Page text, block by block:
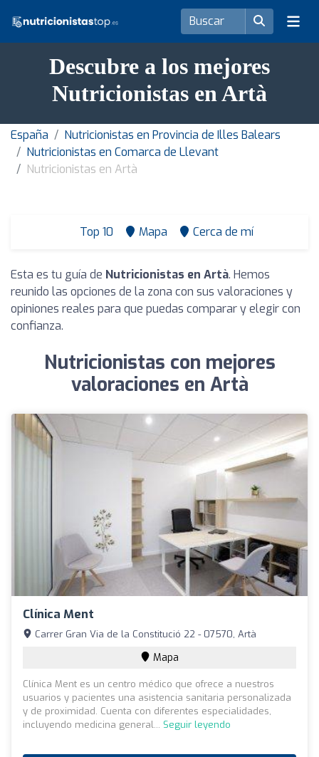
Descubre a los mejores
Nutricionistas en Artà
España
Nutricionistas en Provincia de Illes Balears
Nutricionistas en Comarca de Llevant
Nutricionistas en Artà
Top 10 Mapa Cerca de mí
Esta es tu guía de Nutricionistas en Artà. Hemos
reunido las opciones de la zona con sus valoraciones y
opiniones reales para que puedas comparar y elegir con
confianza.
Nutricionistas con mejores
valoraciones en Artà
Clínica Ment
Carrer Gran Via de la Constitució 22 - 07570, Artà
Mapa
Clínica Ment es un centro médico que ofrece a nuestros
usuarios y pacientes una asistencia sanitaria personalizada
y de proximidad. Cuenta con diferentes especialidades,
incluyendo medicina general... Seguir leyendo